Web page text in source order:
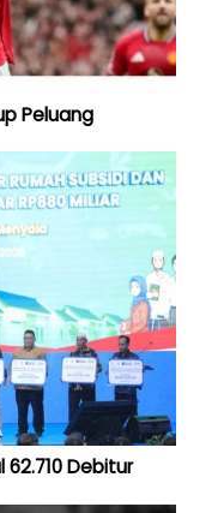
Peluang
62.710 Debitur